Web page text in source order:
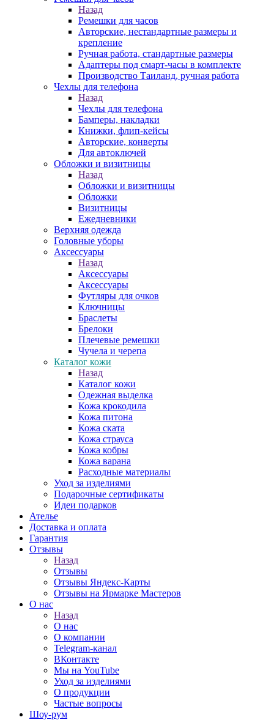
Назад
Ремешки для часов
Авторские, нестандартные размеры и
крепление
Ручная работа, стандартные размеры
Адаптеры под смарт-часы в комплекте
Производство Таиланд, ручная работа
Чехлы для телефона
Назад
Чехлы для телефона
Бамперы, накладки
Книжки, флип-кейсы
Авторские, конверты
Для автоключей
Обложки и визитницы
Назад
Обложки и визитницы
Обложки
Визитницы
Ежедневники
Верхняя одежда
Головные уборы
Аксессуары
Назад
Аксессуары
Аксессуары
Футляры для очков
Ключницы
Браслеты
Брелоки
Плечевые ремешки
Чучела и черепа
Каталог кожи
Назад
Каталог кожи
Одежная выделка
Кожа крокодила
Кожа питона
Кожа ската
Кожа страуса
Кожа кобры
Кожа варана
Расходные материалы
Уход за изделиями
Подарочные сертификаты
Идеи подарков
Ателье
Доставка и оплата
Гарантия
Отзывы
Назад
Отзывы
Отзывы Яндекс-Карты
Отзывы на Ярмарке Мастеров
О нас
Назад
О нас
О компании
Telegram-канал
ВКонтакте
Мы на YouTube
Уход за изделиями
О продукции
Частые вопросы
Шоу-рум